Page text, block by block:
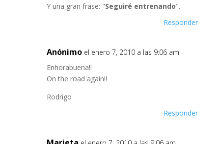
Y una gran frase: "Seguiré entrenando".
Responder
Anónimo el enero 7, 2010 a las 9:06 am
Enhorabuena!!
On the road again!!
Rodrigo
Responder